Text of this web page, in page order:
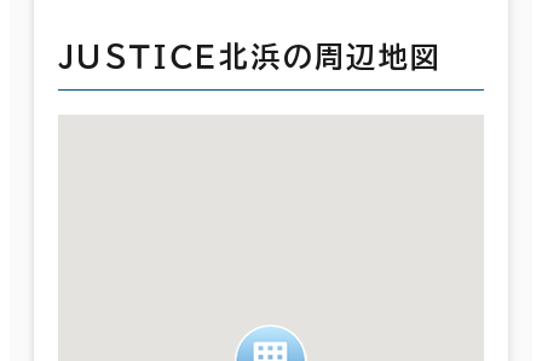
ＪＵＳＴＩＣＥ北浜の周辺地図